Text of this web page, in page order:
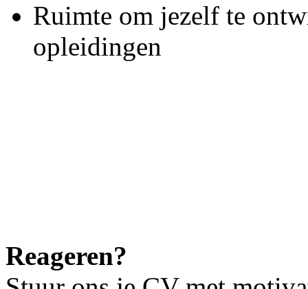
Ruimte om jezelf te
opleidingen
Reageren?